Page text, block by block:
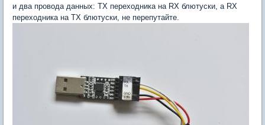
и два провода данных: TX переходника на RX блютуски, а RX
переходника на TX блютуски, не перепутайте.